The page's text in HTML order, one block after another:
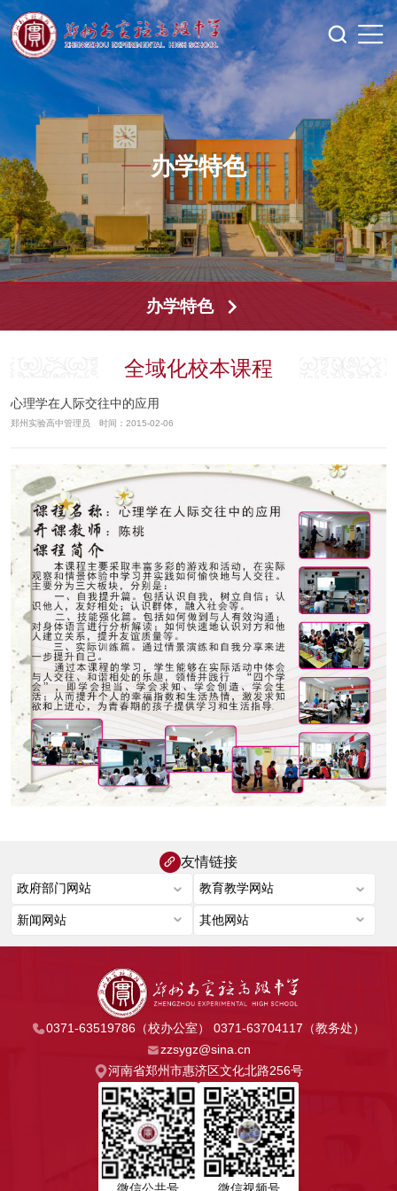
办学特色
办学特色
全域化校本课程
心理学在人际交往中的应用
郑州实验高中管理员 时间：2015-02-06
友情链接
0371-63519786（校办公室） 0371-63704117（教务处）
zzsygz@sina.cn
河南省郑州市惠济区文化北路256号